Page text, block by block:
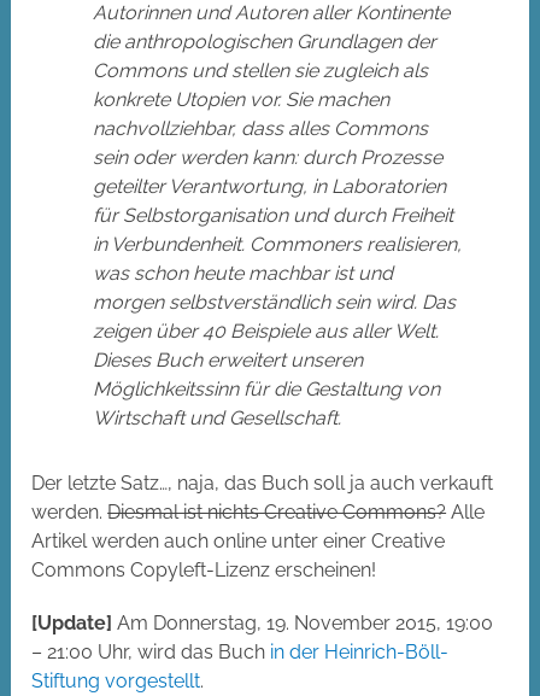
Autorinnen und Autoren aller Kontinente
die anthropologischen Grundlagen der
Commons und stellen sie zugleich als
konkrete Utopien vor. Sie machen
nachvollziehbar, dass alles Commons
sein oder werden kann: durch Prozesse
geteilter Verantwortung, in Laboratorien
für Selbstorganisation und durch Freiheit
in Verbundenheit. Commoners realisieren,
was schon heute machbar ist und
morgen selbstverständlich sein wird. Das
zeigen über 40 Beispiele aus aller Welt.
Dieses Buch erweitert unseren
Möglichkeitssinn für die Gestaltung von
Wirtschaft und Gesellschaft.
Der letzte Satz…, naja, das Buch soll ja auch verkauft
werden.Diesmal ist nichts Creative Commons? Alle
Artikel werden auch online unter einer Creative
Commons Copyleft-Lizenz erscheinen!
[Update] Am Donnerstag, 19. November 2015,19:00
–21:00 Uhr, wird das Buch in der Heinrich-Böll-
Stiftung vorgestellt.